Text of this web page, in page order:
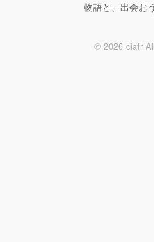
物語と、出会お
© 2026 ciatr